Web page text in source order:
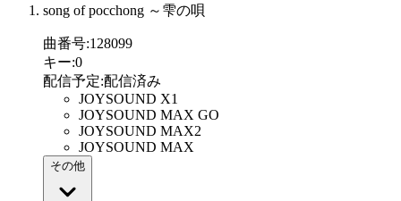
song of pocchong ～雫の唄
曲番号:128099
キー:0
配信予定:配信済み
JOYSOUND X1
JOYSOUND MAX GO
JOYSOUND MAX2
JOYSOUND MAX
その他